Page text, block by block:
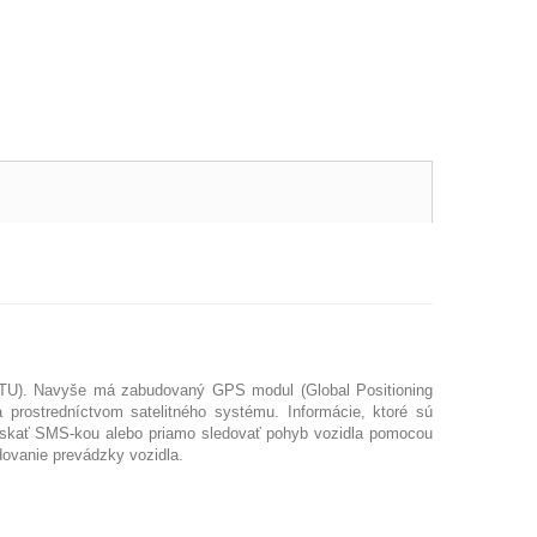
). Navyše má zabudovaný GPS modul (Global Positioning
satelitného systému. Informácie, ktoré sú
SMS-kou alebo priamo sledovať pohyb vozidla pomocou
prevádzky vozidla.